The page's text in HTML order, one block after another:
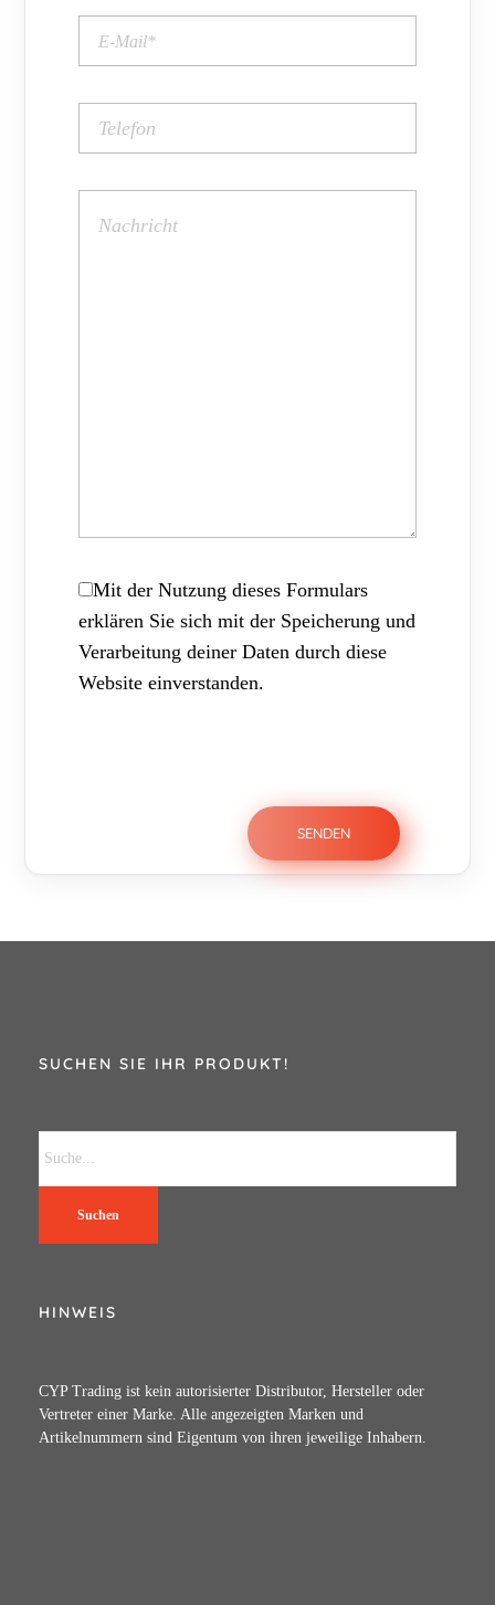
Mit der Nutzung dieses Formulars
erklären Sie sich mit der Speicherung und
Verarbeitung deiner Daten durch diese
Website einverstanden.
SUCHEN SIE IHR PRODUKT!
Suchen
HINWEIS
CYP Trading ist kein autorisierter Distributor, Hersteller oder
Vertreter einer Marke. Alle angezeigten Marken und
Artikelnummern sind Eigentum von ihren jeweilige Inhabern.